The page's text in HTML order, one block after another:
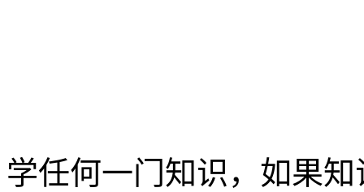
学任何一门知识，如果